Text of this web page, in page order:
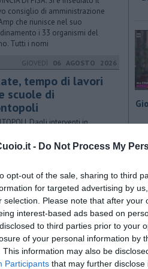
- Do Not Process My
opt-out of the sale, sharing to third
for targeted advertising by
selection. Please note that after
interest-based ads based on
to third parties prior to your
of your personal information by
This information may also be
Participants that may further disclose
consiglio di amministrazione
che riunisce nel suo
i 33 organismi del
Tutti i nomi
GIOVEDÌ 06 AGOSTO 2026
tempo di lavori
scuole di
Dagli interventi in
Angelica a quelli alla
GIOVEDÌ06 AGOSTO 2026
in una
in pieno
DI SOTTO. Il sindaco
"I reati vanno denunciati, è